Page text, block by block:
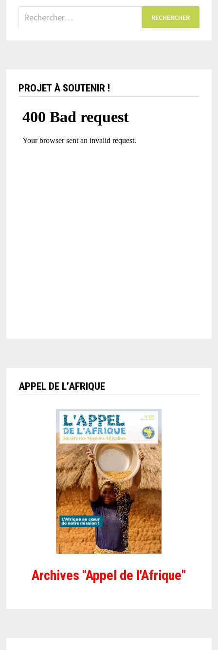
Rechercher :
PROJET À SOUTENIR !
APPEL DE L’AFRIQUE
Archives "Appel de l'Afrique"